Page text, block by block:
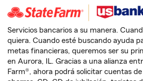
Servicios bancarios a su manera.
quiera. Cuando esté buscando ayuda
metas financieras, queremos ser su
en Aurora, IL. Gracias a una alianza
Farm®, ahora podrá solicitar cuentas